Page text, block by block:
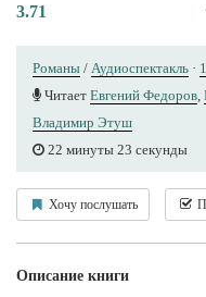
3.71
Романы / Аудиоспектакль ·
Читает Евгений Федоров
Владимир Этуш
22 минуты 23 секунды
Хочу послушать
Описание книги